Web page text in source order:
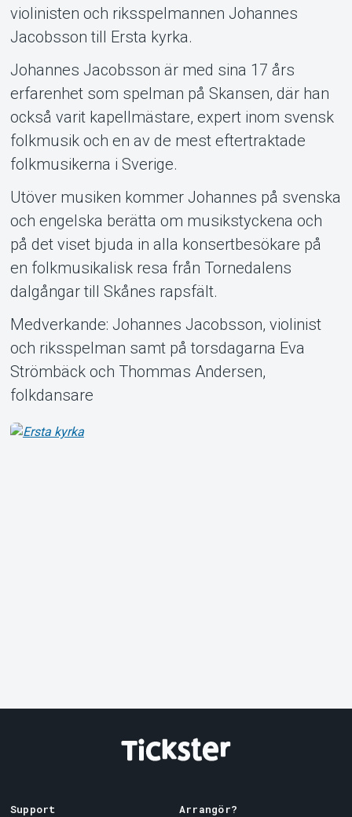
violinisten och riksspelmannen Johannes
Jacobsson till Ersta kyrka.
Johannes Jacobsson är med sina 17 års
erfarenhet som spelman på Skansen, där han
också varit kapellmästare, expert inom svensk
folkmusik och en av de mest eftertraktade
folkmusikerna i Sverige.
Utöver musiken kommer Johannes på svenska
och engelska berätta om musikstyckena och
på det viset bjuda in alla konsertbesökare på
en folkmusikalisk resa från Tornedalens
dalgångar till Skånes rapsfält.
Medverkande: Johannes Jacobsson, violinist
och riksspelman samt på torsdagarna Eva
Strömbäck och Thommas Andersen,
folkdansare
Support Arrangör?